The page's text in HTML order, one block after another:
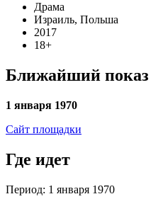
Драма
Израиль, Польша
2017
18+
Ближайший показ
1 января 1970
Сайт площадки
Где идет
Период: 1 января 1970